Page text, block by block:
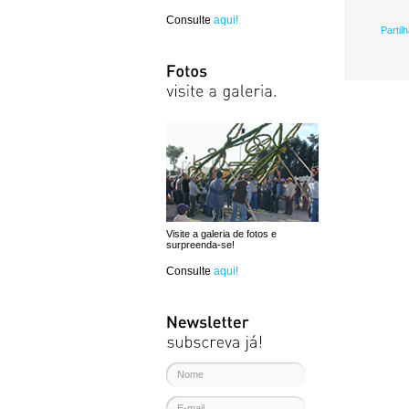
Consulte aqui!
Visite a galeria de fotos e
surpreenda-se!
Consulte aqui!